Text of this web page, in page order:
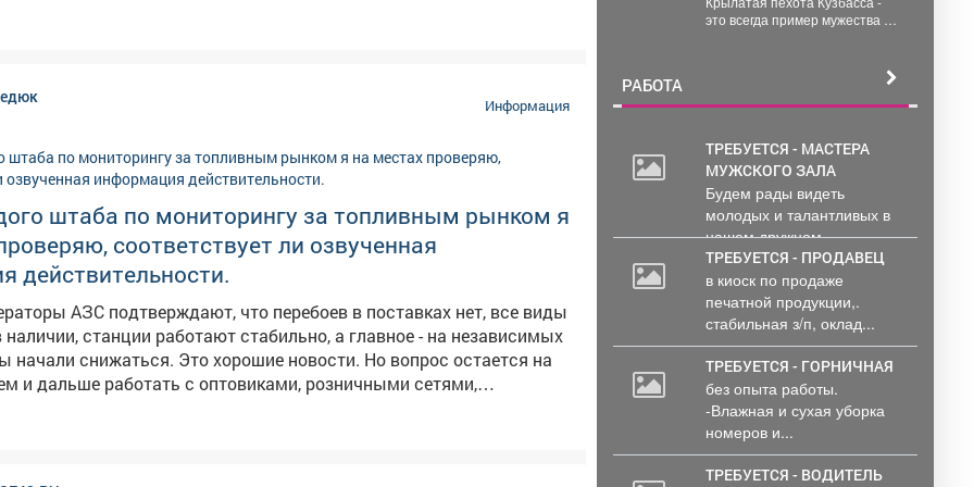
осень будет тёплой и сухой; ➖Увидели радугу-ждите
затяжным
посеять укроп-по поверью, зиму проживёте без простуд. 👀
работают ли погодные «предсказания».
Информация
штаба по мониторингу за топливным рынком я
соответствует ли озвученная
действительности.
АЗС подтверждают, что перебоев в поставках нет, все виды
наличии, станции работают стабильно, а главное - на независимых
Это хорошие новости. Но вопрос остается на
и дальше работать с оптовиками, розничными сетями,
обеспечить повсеместную и постоянную доступность горючего.
войск.
это всегда пример мужества и
РАБОТА
ТРЕБУЕТСЯ - МАСТЕРА
МУЖСКОГО ЗАЛА
Будем рады видеть
молодых и талантливых в
нашем дружном...
ТРЕБУЕТСЯ - ПРОДАВЕЦ
в киоск по продаже
печатной продукции,.
стабильная з/п, оклад...
ТРЕБУЕТСЯ - ГОРНИЧНАЯ
без опыта работы.
-Влажная и сухая уборка
номеров и...
ТРЕБУЕТСЯ - ВОДИТЕЛЬ